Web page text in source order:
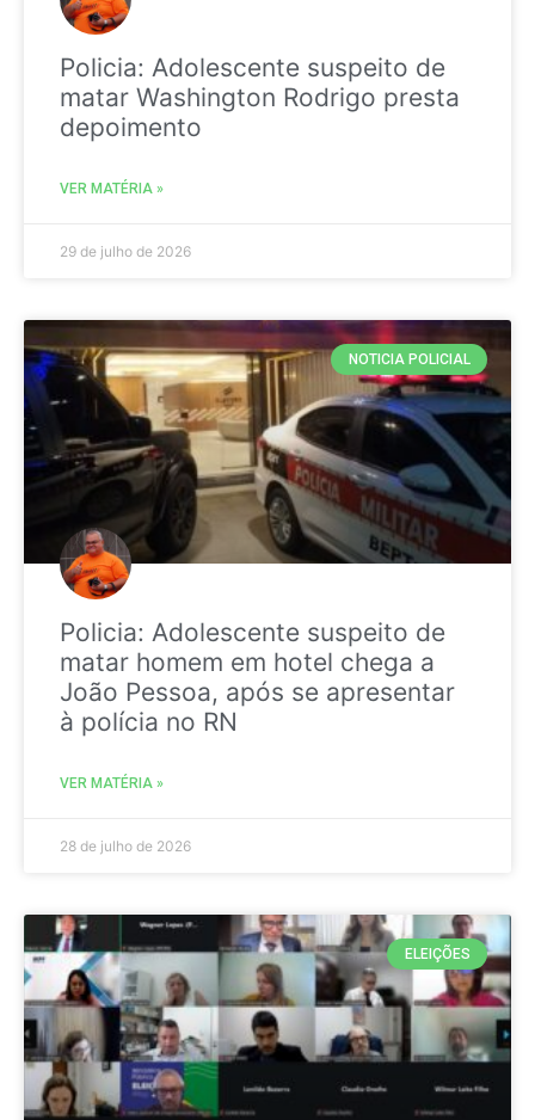
Policia: Adolescente suspeito de
matar Washington Rodrigo presta
depoimento
VER MATÉRIA »
29 de julho de 2026
NOTICIA POLICIAL
Policia: Adolescente suspeito de
matar homem em hotel chega a
João Pessoa, após se apresentar
à polícia no RN
VER MATÉRIA »
28 de julho de 2026
ELEIÇÕES